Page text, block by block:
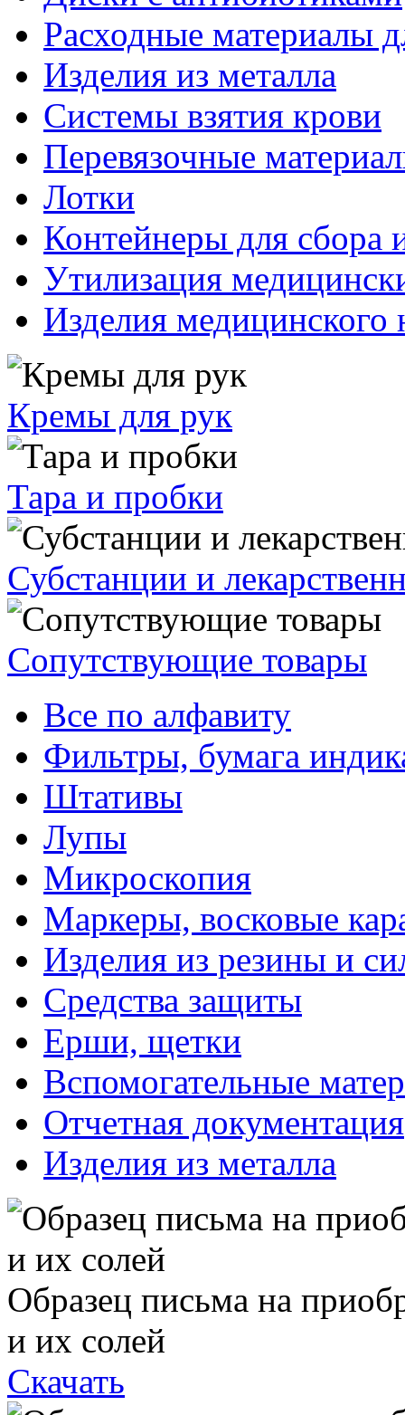
Расходные материалы
Изделия из металла
Системы взятия крови
Перевязочные
Лотки
Контейнеры для сбора
Утилизация
Изделия медицинского
Кремы для рук
Тара и пробки
Субстанции и
Сопутствующие товары
Все по алфавиту
Фильтры, бумага
Штативы
Лупы
Микроскопия
Маркеры, восковые
Изделия из резины и
Средства защиты
Ерши, щетки
Вспомогательные
Отчетная документация
Изделия из металла
Образец письма на
и их солей
Скачать